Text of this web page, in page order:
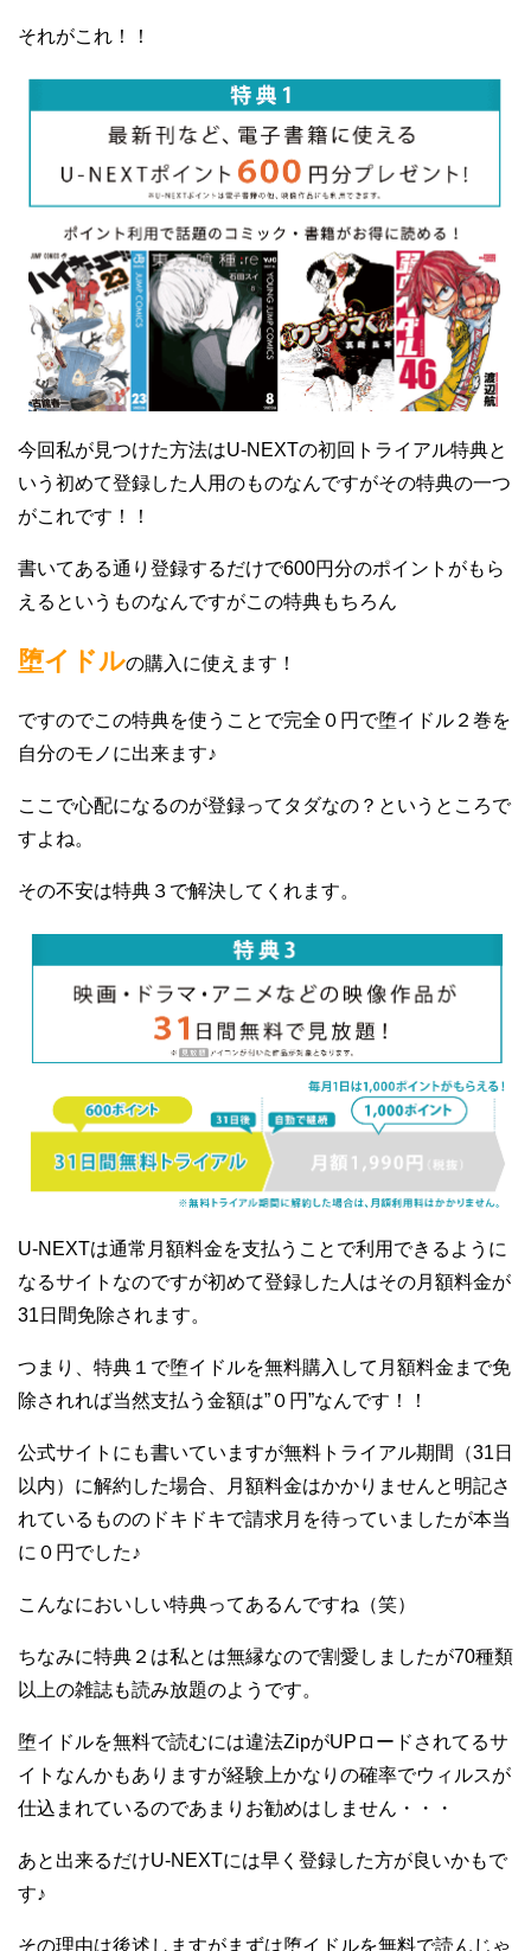
それがこれ！！
今回私が見つけた方法はU-NEXTの初回トライアル特典と
いう初めて登録した人用のものなんですがその特典の一つ
がこれです！！
書いてある通り登録するだけで600円分のポイントがもら
えるというものなんですがこの特典もちろん
堕イドルの購入に使えます！
ですのでこの特典を使うことで完全０円で堕イドル２巻を
自分のモノに出来ます♪
ここで心配になるのが登録ってタダなの？というところで
すよね。
その不安は特典３で解決してくれます。
U-NEXTは通常月額料金を支払うことで利用できるように
なるサイトなのですが初めて登録した人はその月額料金が
31日間免除されます。
つまり、特典１で堕イドルを無料購入して月額料金まで免
除されれば当然支払う金額は”０円”なんです！！
公式サイトにも書いていますが無料トライアル期間（31日
以内）に解約した場合、月額料金はかかりませんと明記さ
れているもののドキドキで請求月を待っていましたが本当
に０円でした♪
こんなにおいしい特典ってあるんですね（笑）
ちなみに特典２は私とは無縁なので割愛しましたが70種類
以上の雑誌も読み放題のようです。
堕イドルを無料で読むには違法ZipがUPロードされてるサ
イトなんかもありますが経験上かなりの確率でウィルスが
仕込まれているのであまりお勧めはしません・・・
あと出来るだけU-NEXTには早く登録した方が良いかもで
す♪
その理由は後述しますがまずは堕イドルを無料で読んじゃ